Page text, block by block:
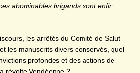
abominables brigands sont enfin
les arrêtés du Comité de Salut
les manuscrits divers conservés, quel
profondes et des actions de
révolte Vendéenne ?